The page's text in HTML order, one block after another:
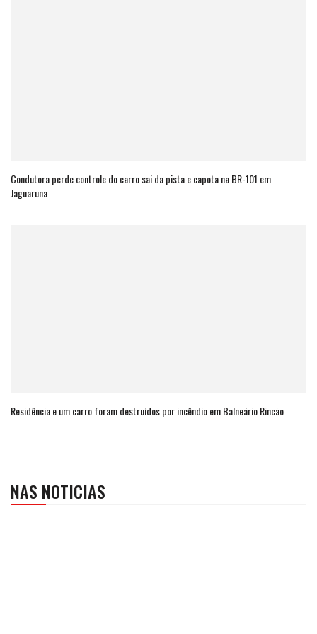
Condutora perde controle do carro sai da pista e capota na BR-101 em
Jaguaruna
Residência e um carro foram destruídos por incêndio em Balneário Rincão
NAS NOTICIAS